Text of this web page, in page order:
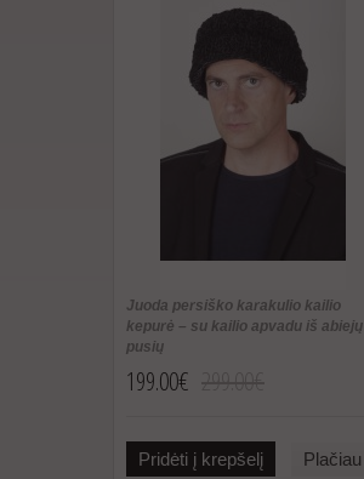
Juoda persiško karakulio kailio
kepurė – su kailio apvadu iš abiejų
pusių
199.00€
Pridėti į krepšelį Plačiau